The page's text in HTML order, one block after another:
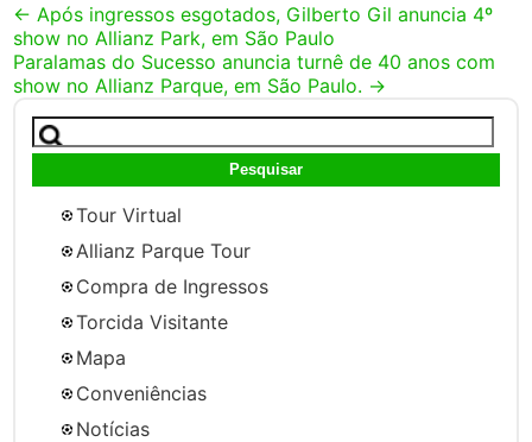
Post
navigation
← Após ingressos esgotados, Gilberto Gil anuncia 4º
show no Allianz Park, em São Paulo
Paralamas do Sucesso anuncia turnê de 40 anos com
show no Allianz Parque, em São Paulo. →
Pesquisar
por:
Tour Virtual
Allianz Parque Tour
Compra de Ingressos
Torcida Visitante
Mapa
Conveniências
Notícias